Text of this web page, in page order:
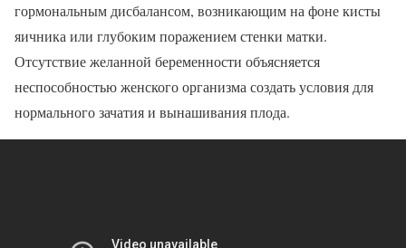
гормональным дисбалансом, возникающим на фоне кисты
яичника или глубоким поражением стенки матки.
Отсутствие желанной беременности объясняется
неспособностью женского организма создать условия для
нормального зачатия и вынашивания плода.